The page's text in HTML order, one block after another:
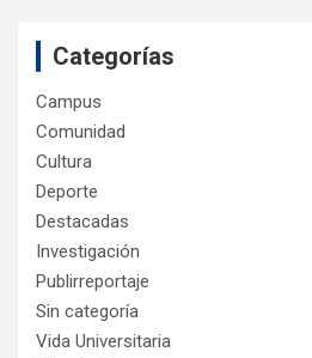
Categorías
Campus
Comunidad
Cultura
Deporte
Destacadas
Investigación
Publirreportaje
Sin categoría
Vida Universitaria